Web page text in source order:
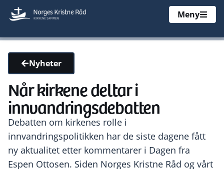
Meny
Nyheter
Når kirkene deltar i
innvandringsdebatten
Debatten om kirkenes rolle i
innvandringspolitikken har de siste dagene fått
ny aktualitet etter kommentarer i Dagen fra
Espen Ottosen. Siden Norges Kristne Råd og vårt